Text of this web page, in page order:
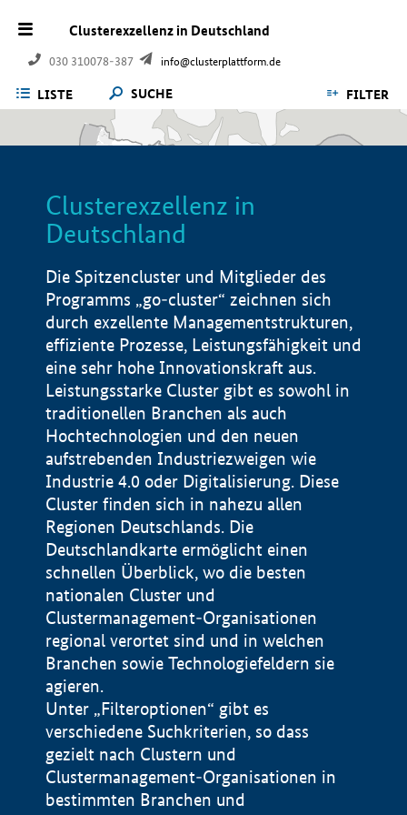
Clusterexzellenz in Deutschland
030 310078-387 info@clusterplattform.de
LISTE SUCHE FILTER
Clusterexzellenz in
Deutschland
Die Spitzencluster und Mitglieder des
Programms „go-cluster“ zeichnen sich
durch exzellente Managementstrukturen,
effiziente Prozesse, Leistungsfähigkeit und
eine sehr hohe Innovationskraft aus.
Leistungsstarke Cluster gibt es sowohl in
traditionellen Branchen als auch
Hochtechnologien und den neuen
aufstrebenden Industriezweigen wie
Industrie 4.0 oder Digitalisierung. Diese
Cluster finden sich in nahezu allen
Regionen Deutschlands. Die
Deutschlandkarte ermöglicht einen
schnellen Überblick, wo die besten
nationalen Cluster und
Clustermanagement-Organisationen
regional verortet sind und in welchen
Branchen sowie Technologiefeldern sie
agieren.
Unter „Filteroptionen“ gibt es
verschiedene Suchkriterien, so dass
gezielt nach Clustern und
Clustermanagement-Organisationen in
bestimmten Branchen und
Impressum
Datenschutzerklärung
BMWE, 2026 ©
100 km © Geobasis-DE / BKG 2015